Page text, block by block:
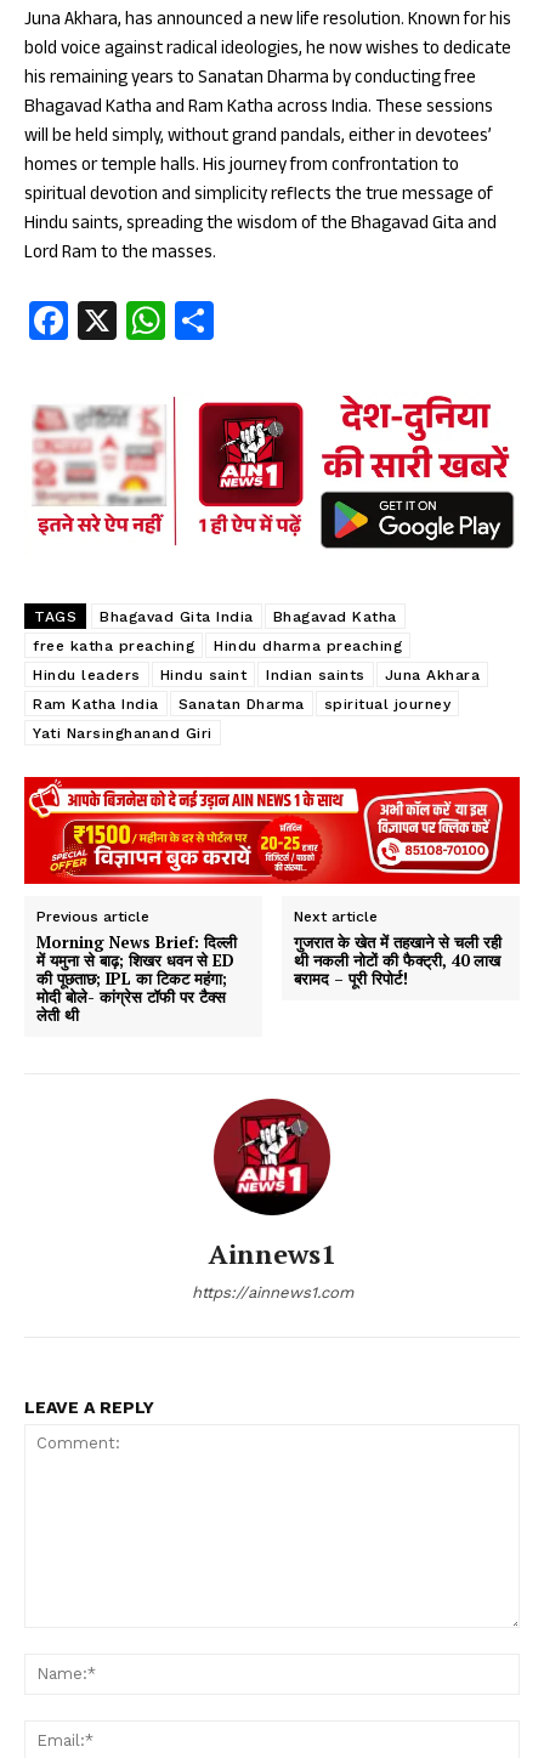
Juna Akhara, has announced a new life resolution. Known for his
bold voice against radical ideologies, he now wishes to dedicate
his remaining years to Sanatan Dharma by conducting free
Bhagavad Katha and Ram Katha across India. These sessions
will be held simply, without grand pandals, either in devotees’
homes or temple halls. His journey from confrontation to
spiritual devotion and simplicity reflects the true message of
Hindu saints, spreading the wisdom of the Bhagavad Gita and
Lord Ram to the masses.
Fa
ce
b
oo
k
X W
ha
ts
A
p
p
re
TAGS Bhagavad Gita India
Bhagavad Katha
free katha preaching
Hindu dharma preaching
Hindu leaders
Hindu saint Indian saints
Juna Akhara
Ram Katha India
Sanatan Dharma
spiritual journey
Yati Narsinghanand Giri
Previous article
Morning News Brief: दिल्ली
में यमुना से बाढ़; शिखर धवन से ED
की पूछताछ; IPL का टिकट महंगा;
मोदी बोले- कांग्रेस टॉफी पर टैक्स
लेती थी
Next article
गुजरात के खेत में तहखाने से चली रही
थी नकली नोटों की फैक्ट्री, 40 लाख
बरामद – पूरी रिपोर्ट!
Ainnews1
https://ainnews1.com
LEAVE A REPLY